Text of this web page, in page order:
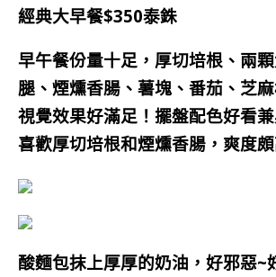
經典大早餐$350泰銖
早午餐份量十足，厚切培根、兩
腿、煙燻香腸、薯塊、番茄、芝
視覺效果好滿足！擺盤配色好看
喜歡厚切培根和煙燻香腸，爽度
酸麵包抹上厚厚的奶油，好邪惡~